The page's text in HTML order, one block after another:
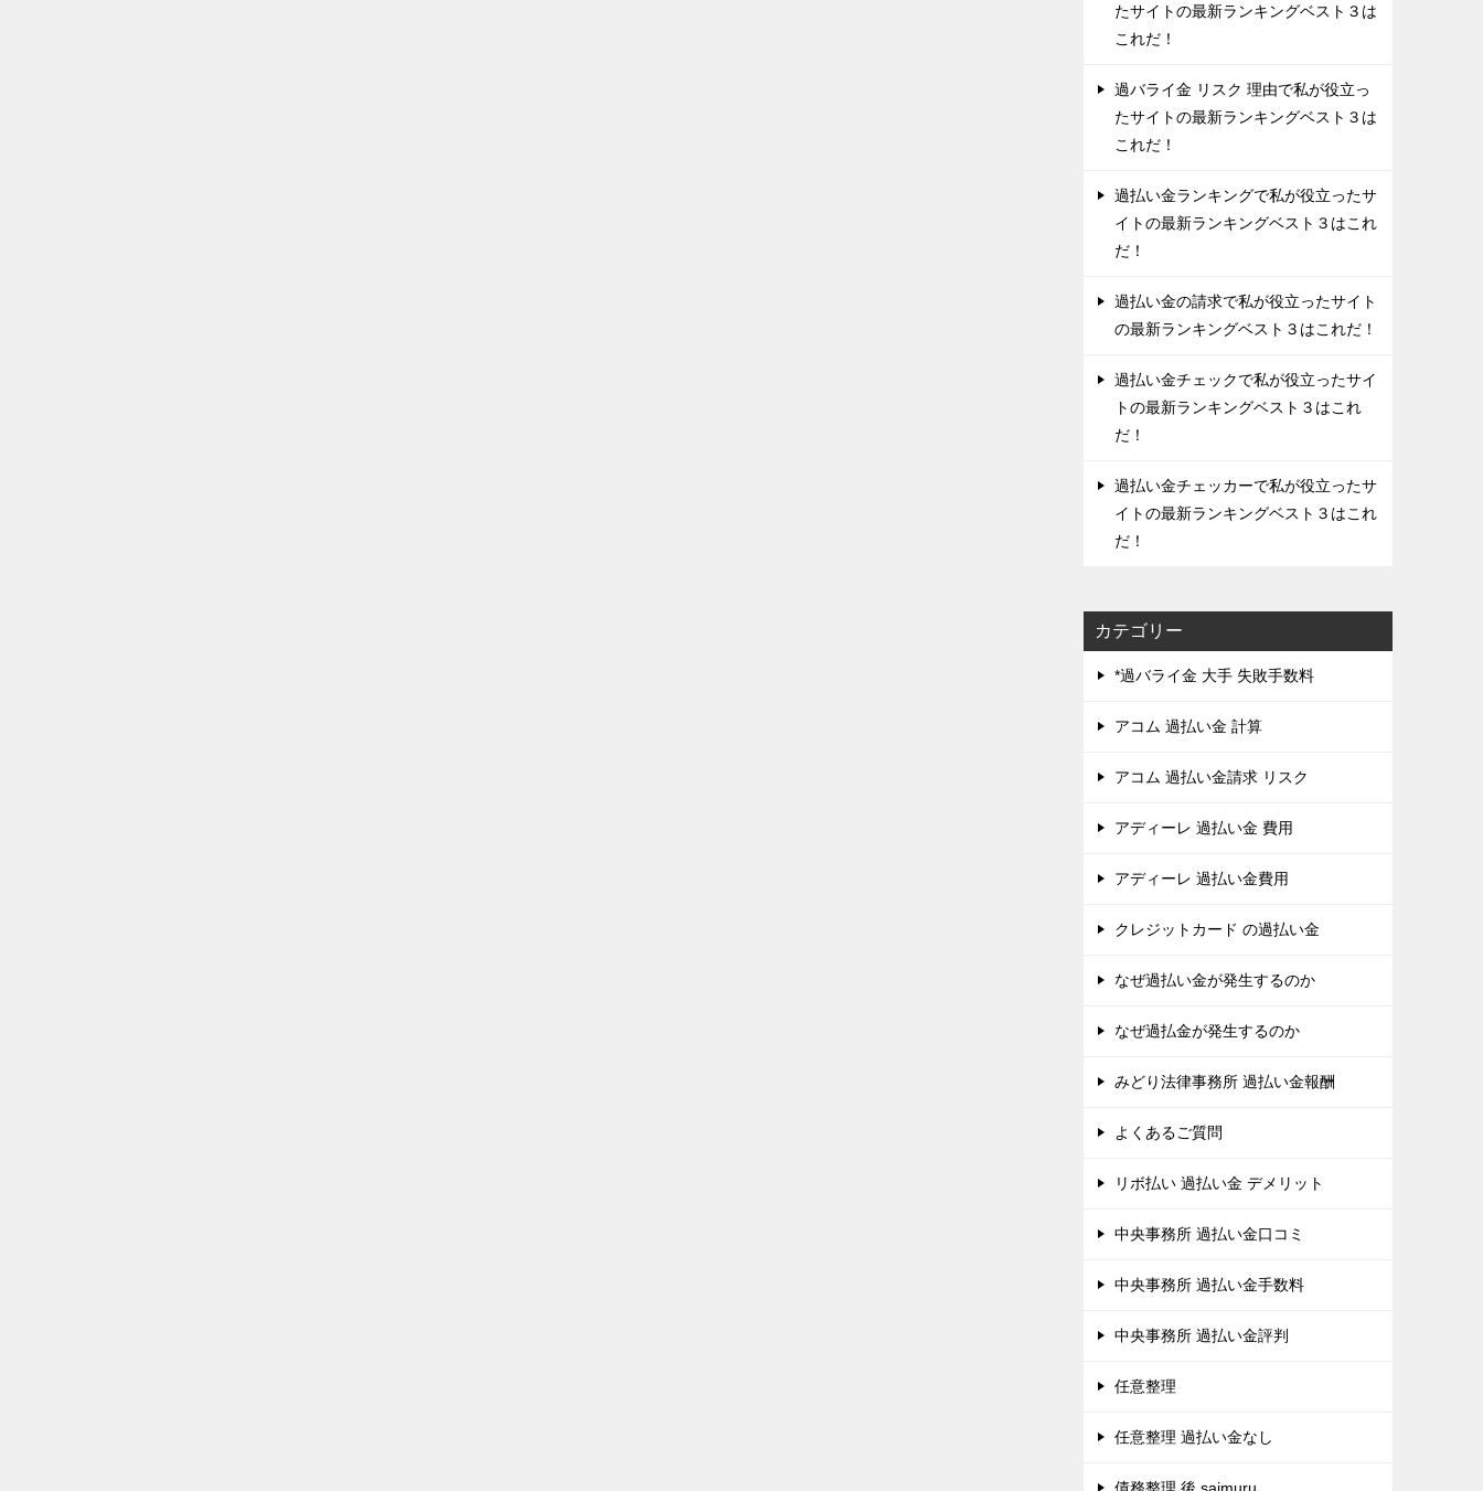
たサイトの最新ランキングベスト３は
これだ！
過バライ金 リスク 理由で私が役立っ
たサイトの最新ランキングベスト３は
これだ！
過払い金ランキングで私が役立ったサ
イトの最新ランキングベスト３はこれ
だ！
過払い金の請求で私が役立ったサイト
の最新ランキングベスト３はこれだ！
過払い金チェックで私が役立ったサイ
トの最新ランキングベスト３はこれ
だ！
過払い金チェッカーで私が役立ったサ
イトの最新ランキングベスト３はこれ
だ！
カテゴリー
*過バライ金 大手 失敗手数料
アコム 過払い金 計算
アコム 過払い金請求 リスク
アディーレ 過払い金 費用
アディーレ 過払い金費用
クレジットカード の過払い金
なぜ過払い金が発生するのか
なぜ過払金が発生するのか
みどり法律事務所 過払い金報酬
よくあるご質問
リボ払い 過払い金 デメリット
中央事務所 過払い金口コミ
中央事務所 過払い金手数料
中央事務所 過払い金評判
任意整理
任意整理 過払い金なし